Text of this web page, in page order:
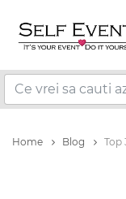
Home Blog Top